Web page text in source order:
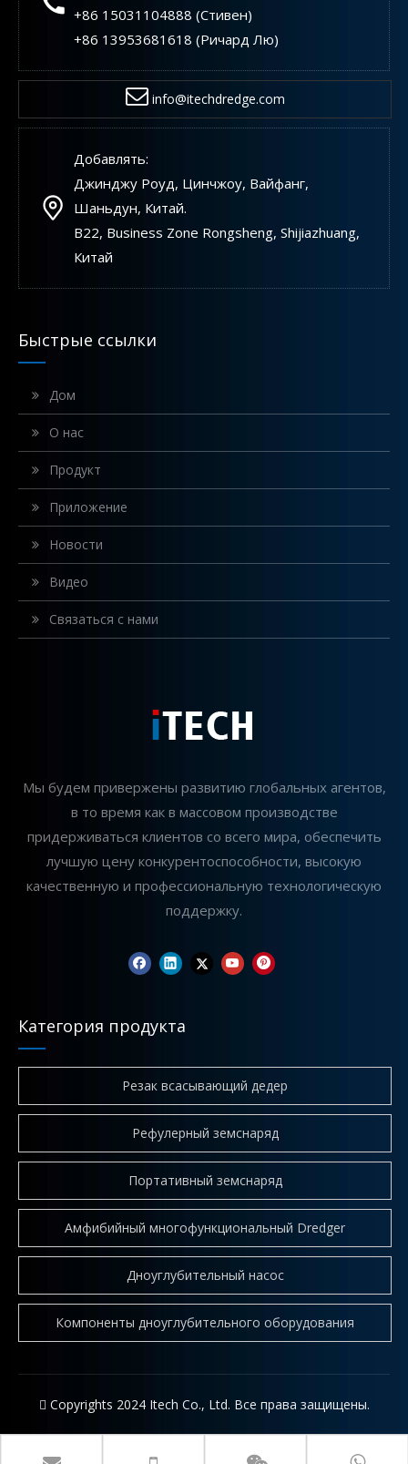
Будущее технологии кабельных экскаваторов в современной дноуглубительной отрасли
Как правильно выбрать фрезерный земснаряд для вашего проекта
Как работает фрезерный земснаряд? Пошаговое техническое объяснение
Земснаряд с фрезами (CSD) — это гидравлическая
+86 15031104888 (Стивен)
+86 13953681618 (Ричард Лю)
info@itechdredge.com
Добавлять:
Джинджу Роуд, Цинчжоу, Вайфанг,
Шаньдун, Китай.
B22, Business Zone Rongsheng, Shijiazhuang,
Китай
Быстрые ссылки
Дом
О нас
Продукт
Приложение
Новости
Видео
Связаться с нами
Мы будем привержены развитию глобальных агентов,
в то время как в массовом производстве
придерживаться клиентов со всего мира, обеспечить
лучшую цену конкурентоспособности, высокую
качественную и профессиональную технологическую
поддержку.
Категория продукта
Резак всасывающий дедер
Рефулерный земснаряд
Портативный земснаряд
Амфибийный многофункциональный Dredger
Дноуглубительный насос
Компоненты дноуглубительного оборудования
 Copyrights 2024 Itech Co., Ltd. Все права защищены.